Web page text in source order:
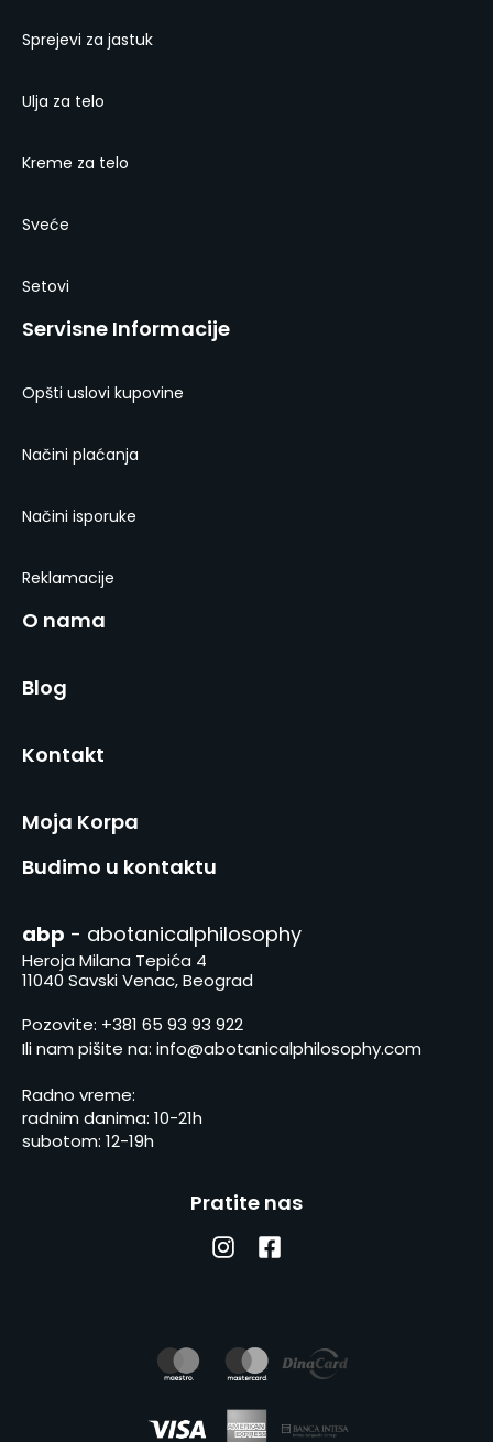
Sprejevi za jastuk
Ulja za telo
Kreme za telo
Sveće
Setovi
Servisne Informacije
Opšti uslovi kupovine
Načini plaćanja
Načini isporuke
Reklamacije
O nama
Blog
Kontakt
Moja Korpa
Budimo u kontaktu
abp - abotanicalphilosophy
Heroja Milana Tepića 4
11040 Savski Venac, Beograd
Pozovite: +381 65 93 93 922
Ili nam pišite na: info@abotanicalphilosophy.com
Radno vreme:
radnim danima: 10-21h
subotom: 12-19h
Pratite nas